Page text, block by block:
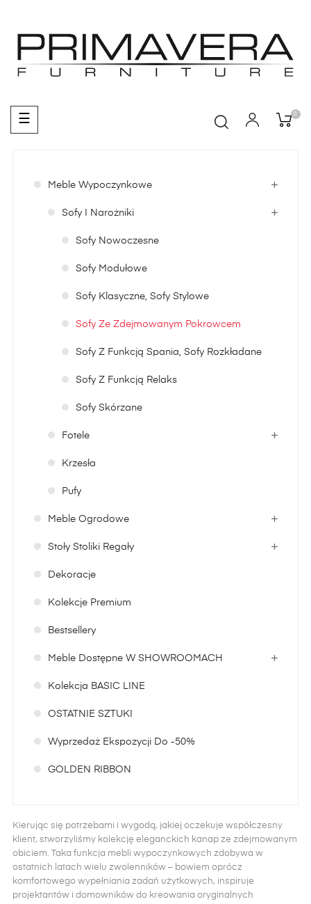
Toggle
navigation
☰ 0
Meble Wypoczynkowe
Sofy I Narożniki
Sofy Nowoczesne
Sofy Modułowe
Sofy Klasyczne, Sofy Stylowe
Sofy Ze Zdejmowanym Pokrowcem
Sofy Z Funkcją Spania, Sofy Rozkładane
Sofy Z Funkcją Relaks
Sofy Skórzane
Fotele
Krzesła
Pufy
Meble Ogrodowe
Stoły Stoliki Regały
Dekoracje
Kolekcje Premium
Bestsellery
Meble Dostępne W SHOWROOMACH
Kolekcja BASIC LINE
OSTATNIE SZTUKI
Wyprzedaż Ekspozycji Do -50%
GOLDEN RIBBON
Kierując się potrzebami i wygodą, jakiej oczekuje współczesny
klient, stworzyliśmy kolekcję eleganckich kanap ze zdejmowanym
obiciem. Taka funkcja mebli wypoczynkowych zdobywa w
ostatnich latach wielu zwolenników – bowiem oprócz
komfortowego wypełniania zadań użytkowych, inspiruje
projektantów i domowników do kreowania oryginalnych